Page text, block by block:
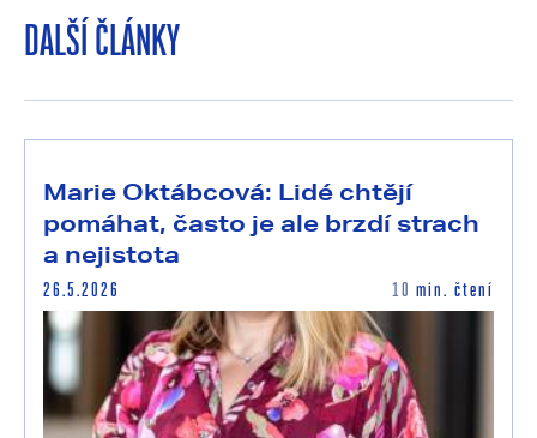
DALŠÍ ČLÁNKY
Marie Oktábcová: Lidé chtějí
pomáhat, často je ale brzdí strach
a nejistota
26.5.2026 10 min. čtení